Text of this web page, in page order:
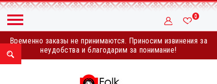
Временно заказы не принимаются. Приносим извинения за
неудобства и благодарим за понимание!
0